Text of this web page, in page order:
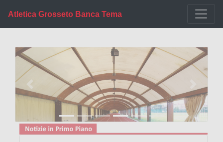
Atletica Grosseto Banca Tema
Previous Next